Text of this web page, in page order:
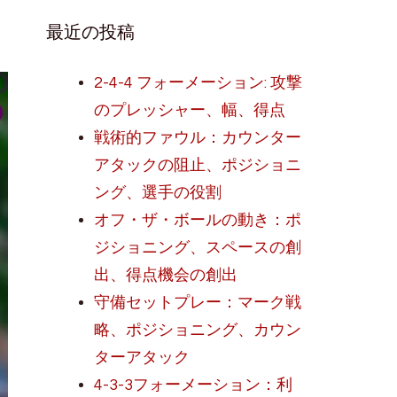
最近の投稿
2-4-4 フォーメーション: 攻撃
のプレッシャー、幅、得点
戦術的ファウル：カウンター
アタックの阻止、ポジショニ
ング、選手の役割
オフ・ザ・ボールの動き：ポ
ジショニング、スペースの創
出、得点機会の創出
守備セットプレー：マーク戦
略、ポジショニング、カウン
ターアタック
4-3-3フォーメーション：利